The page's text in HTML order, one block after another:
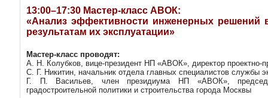
13:00–17:30 Мастер-класс АВОК:
«Анализ эффективности инженерных
результатам их эксплуатации»
Мастер-класс проводят:
А. Н. Колубков, вице-президент НП «АВОК», директор проектно-
С. Г. Никитин, начальник отдела главных специалистов службы
Г. П. Васильев, член президиума НП «АВОК»,
градостроительной политики и строительства города Москвы